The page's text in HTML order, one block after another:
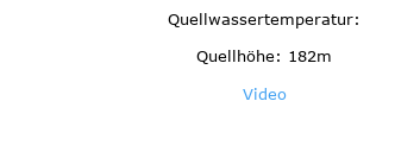
Quellwassertemperatur:
Quellhöhe: 182m
Video